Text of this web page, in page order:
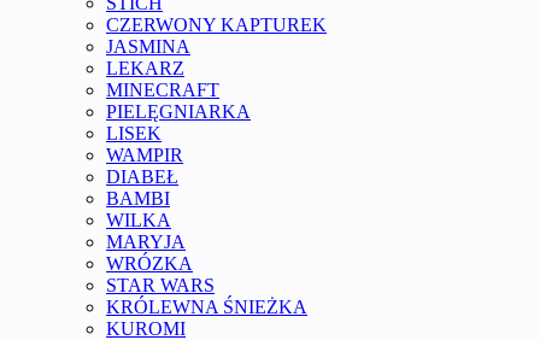
CZERWONY KAPTUREK
JASMINA
LEKARZ
MINECRAFT
PIELĘGNIARKA
LISEK
WAMPIR
DIABEŁ
BAMBI
WILKA
MARYJA
WRÓZKA
STAR WARS
KRÓLEWNA ŚNIEŻKA
KUROMI